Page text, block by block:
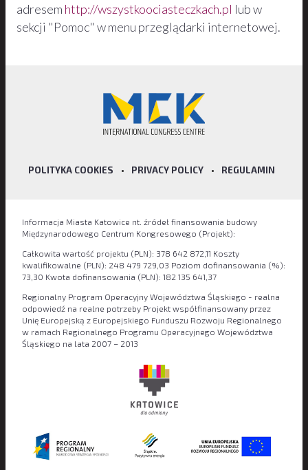
adresem http://wszystkoociasteczkach.pl lub w
sekcji "Pomoc" w menu przeglądarki internetowej.
POLITYKA COOKIES • PRIVACY POLICY • REGULAMIN
Informacja Miasta Katowice nt. źródeł finansowania budowy
Międzynarodowego Centrum Kongresowego (Projekt):
Całkowita wartość projektu (PLN): 378 642 872,11 Koszty
kwalifikowalne (PLN): 248 479 729,03 Poziom dofinansowania (%):
73,30 Kwota dofinansowania (PLN): 182 135 641,37
Regionalny Program Operacyjny Województwa Śląskiego - realna
odpowiedź na realne potrzeby Projekt współfinansowany przez
Unię Europejską z Europejskiego Funduszu Rozwoju Regionalnego
w ramach Regionalnego Programu Operacyjnego Województwa
Śląskiego na lata 2007 – 2013